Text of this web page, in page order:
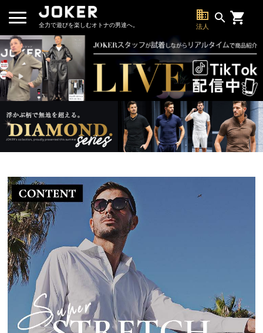
全力で遊びを楽しむオトナの男達へ。
business
法人
search